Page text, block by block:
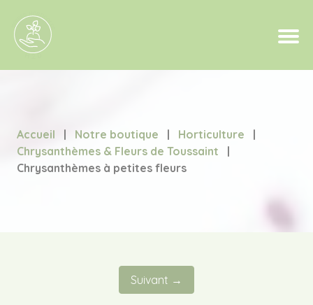
Accueil | Notre boutique | Horticulture
|
Chrysanthèmes & Fleurs de Toussaint
|
Chrysanthèmes à petites fleurs
Suivant →